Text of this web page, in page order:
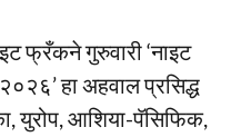
फ्रँकने गुरुवारी ‘नाइट
हा अहवाल प्रसिद्ध
युरोप, आशिया-पॅसिफिक,